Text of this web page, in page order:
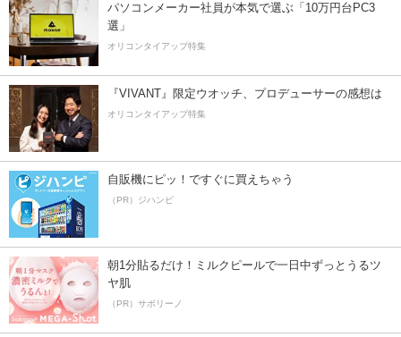
パソコンメーカー社員が本気で選ぶ「10万円台PC3
選」
オリコンタイアップ特集
『VIVANT』限定ウオッチ、プロデューサーの感想は
オリコンタイアップ特集
自販機にピッ！ですぐに買えちゃう
（PR）ジハンピ
朝1分貼るだけ！ミルクピールで一日中ずっとうるツ
ヤ肌
（PR）サボリーノ